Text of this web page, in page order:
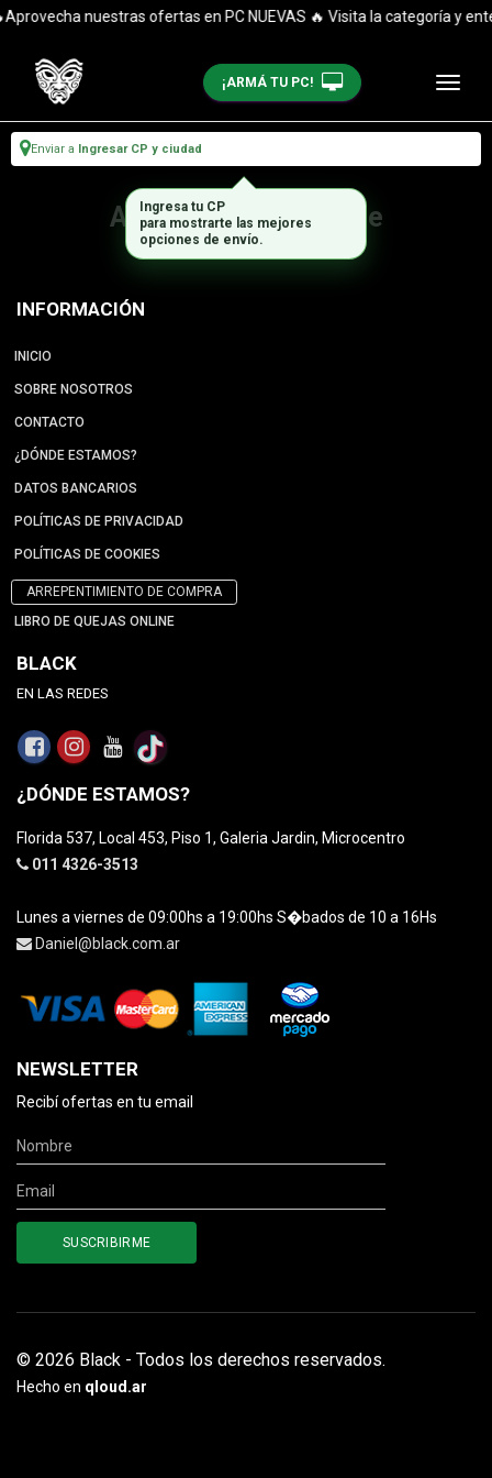
nuestras ofertas en PC NUEVAS 🔥 Visita la categoría y
¡ARMÁ TU PC!
Enviar a Ingresar CP y ciudad
Artículo no disponible
INFORMACIÓN
INICIO
SOBRE NOSOTROS
CONTACTO
¿DÓNDE ESTAMOS?
DATOS BANCARIOS
POLÍTICAS DE PRIVACIDAD
POLÍTICAS DE COOKIES
ARREPENTIMIENTO DE COMPRA
LIBRO DE QUEJAS ONLINE
BLACK
EN LAS REDES
¿DÓNDE ESTAMOS?
Florida 537, Local 453, Piso 1, Galeria Jardin, Microcentro
011 4326-3513
Lunes a viernes de 09:00hs a 19:00hs S�bados de 10 a 16Hs
Daniel@black.com.ar
NEWSLETTER
Recibí ofertas en tu email
© 2026 Black - Todos los derechos reservados.
Hecho en qloud.ar
Ingresa tu CP
para mostrarte las mejores
opciones de envío.